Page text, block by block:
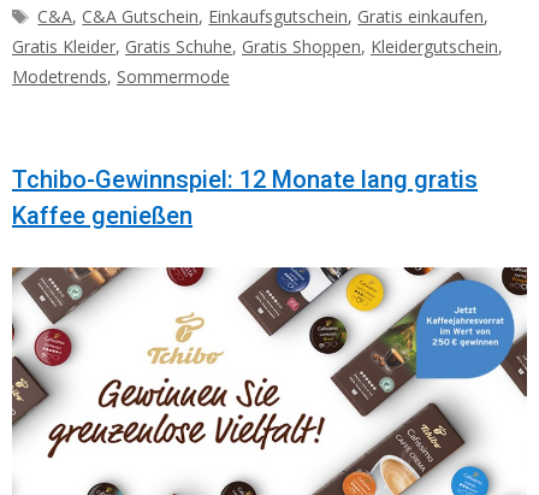
Schlagwörter
C&A, C&A Gutschein, Einkaufsgutschein, Gratis einkaufen,
Gratis Kleider, Gratis Schuhe, Gratis Shoppen, Kleidergutschein,
Modetrends, Sommermode
Tchibo-Gewinnspiel: 12 Monate lang gratis
Kaffee genießen